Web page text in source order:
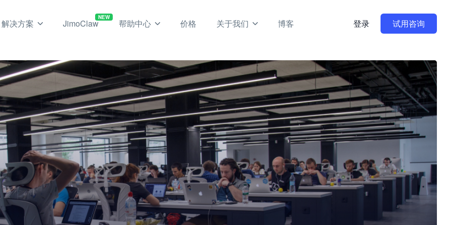
解决方案 JimoClaw
NEW
帮助中心 价格 关于我们 博客 登录 试用咨询